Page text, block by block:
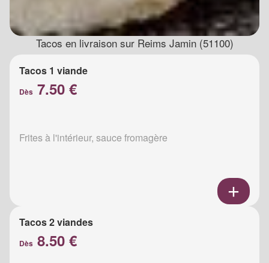
Tacos en livraison sur Reims Jamin (51100)
Tacos 1 viande
Dès 7.50 €
Frites à l'intérieur, sauce fromagère
Tacos 2 viandes
Dès 8.50 €